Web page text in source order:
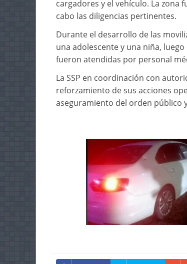
cargadores y el vehículo. La zona
cabo las diligencias pertinentes.
Durante el desarrollo de las
una adolescente y una niña,
fueron atendidas por personal
La SSP en coordinación con
reforzamiento de sus acciones
aseguramiento del orden público